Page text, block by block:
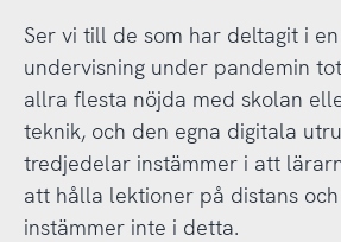
Ser vi till de som har deltagit i
undervisning under pandemin
allra flesta nöjda med skolan
teknik, och den egna digitala
tredjedelar instämmer i att
att hålla lektioner på distans
instämmer inte i detta.